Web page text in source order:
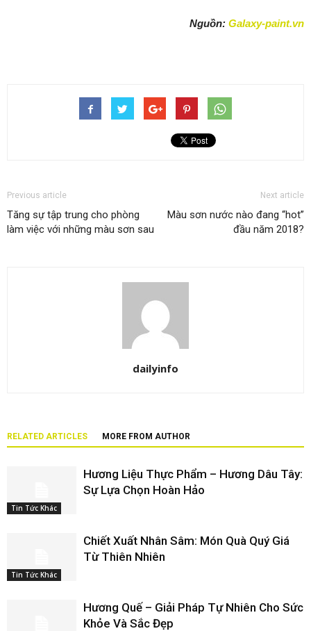
Nguồn: Galaxy-paint.vn
Previous article
Tăng sự tập trung cho phòng
làm việc với những màu sơn sau
Next article
Màu sơn nước nào đang “hot”
đầu năm 2018?
dailyinfo
RELATED ARTICLES MORE FROM AUTHOR
Tin Tức Khác
Hương Liệu Thực Phẩm – Hương Dâu Tây:
Sự Lựa Chọn Hoàn Hảo
Tin Tức Khác
Chiết Xuất Nhân Sâm: Món Quà Quý Giá
Từ Thiên Nhiên
Hương Quế – Giải Pháp Tự Nhiên Cho Sức
Khỏe Và Sắc Đẹp